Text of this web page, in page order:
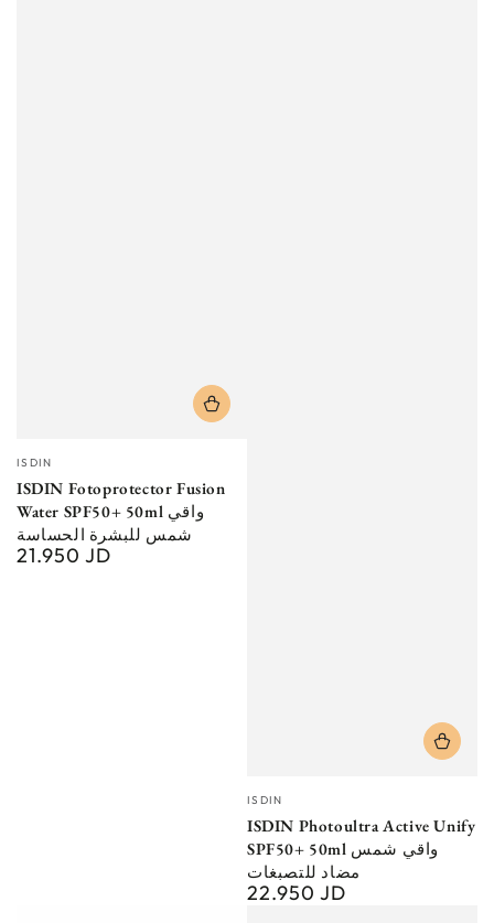
Vendor:
ISDIN
ISDIN Fotoprotector Fusion
Water SPF50+ 50ml واقي
شمس للبشرة الحساسة
Regular
21.950 JD
Vendor:
ISDIN
ISDIN Photoultra Active Unify
SPF50+ 50ml واقي شمس
مضاد للتصبغات
Regular
22.950 JD